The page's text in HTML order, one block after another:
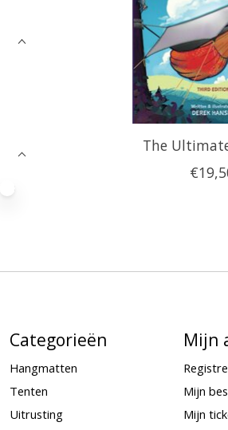
The
Categorieën
Hangmatten
Tenten
Uitrusting
Mijn
Mijn
Mijn